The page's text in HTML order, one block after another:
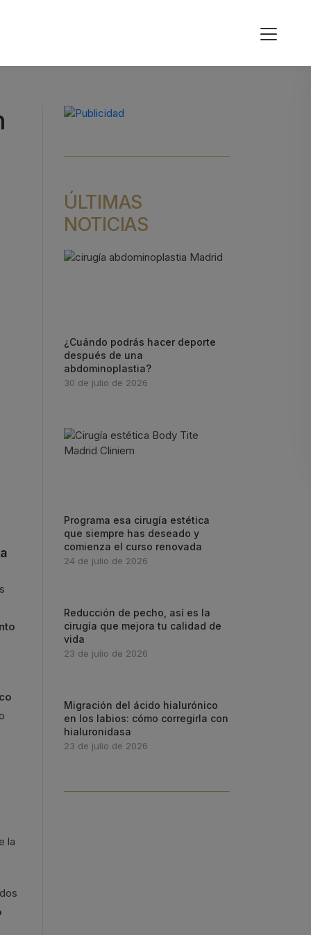
la
ÚLTIMAS
NOTICIAS
¿Cuándo podrás hacer deporte
después de una
abdominoplastia?
30 de julio de 2026
Programa esa cirugía estética
que siempre has deseado y
comienza el curso renovada
24 de julio de 2026
Reducción de pecho, así es la
cirugía que mejora tu calidad de
vida
23 de julio de 2026
Migración del ácido hialurónico
en los labios: cómo corregirla con
hialuronidasa
23 de julio de 2026